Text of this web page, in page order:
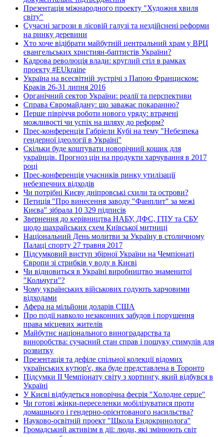
Презентація міжнародного проекту "Художня хвиля
світу"
Сучасні загрози в лісовій галузі та нездійснені реформи
на ринку деревини
Хто хоче відібрати майбутній центральний храм у ВРЦ
євангельських християн-баптистів України?
Кадрова революція влади: круглий стіл в рамках
проекту #EUkraine
Україна на всесвітній зустрічі з Папою Франциском:
Краків 26-31 липня 2016
Органічний сектор України: реалії та перспективи
Справа Євромайдану: що заважає покаранню?
Перше півріччя роботи нового уряду: втрачені
можливості чи успіх на шляху до реформ?
Прес-конференція Габріели Кубі на тему "Небезпека
гендерної ідеології в Україні"
Скільки буде коштувати новорічний кошик для
українців. Прогноз цін на продукти харчування в 2017
році
Прес-конференція учасників ринку утилізації
небезпечних відходів
Чи потрібні Києву дніпровські схили та острови?
Петиція "Про винесення заводу "Фанплит" за межі
Києва" зібрала 10 329 підписів
Звернення до керівництва НАБУ, ДФС, ГПУ та СБУ
щодо шахрайських схем Київської митниці
Національний День молитви за Україну в столичному
Палаці спорту 27 травня 2017
Підсумковий виступ збірної України на Чемпіонаті
Європи зі стрибків у воду в Києві
Чи відновиться в Україні виробництво знаменитої
"Кольчуги"?
Чому українських військових годують харчовими
відходами
Афера на мільйони доларів США
Про події навколо незаконних забудов і порушення
права місцевих жителів
Майбутнє національного виноградарства та
виноробства: сучасний стан справ і пошуку стимулів для
розвитку
Презентація та дефіле спільної колекції відомих
українських кутюр'є, яка буде представлена в Торонто
Підсумки ІІ Чемпіонату світу з хортингу, який відбувся в
Україні
У Києві відбудеться новорічна феєрія "Холодне серце"
Чи готові жінки-переселенки мобілізуватися проти
домашнього і гендерно-орієнтованого насильства?
Науково-освітній проект "Школа Ендокринолога"
Громадський активізм в дії: люди, які змінюють світ